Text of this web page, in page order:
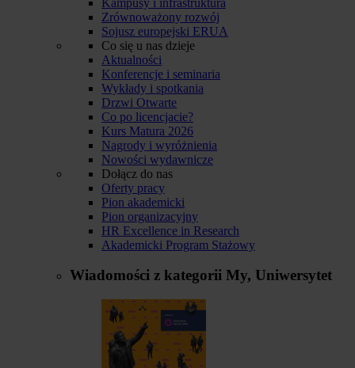
Zrównoważony rozwój
Sojusz europejski ERUA
Co się u nas dzieje
Aktualności
Konferencje i seminaria
Wykłady i spotkania
Drzwi Otwarte
Co po licencjacie?
Kurs Matura 2026
Nagrody i wyróżnienia
Nowości wydawnicze
Dołącz do nas
Oferty pracy
Pion akademicki
Pion organizacyjny
HR Excellence in Research
Akademicki Program Stażowy
Wiadomości z kategorii My, Uniwersytet